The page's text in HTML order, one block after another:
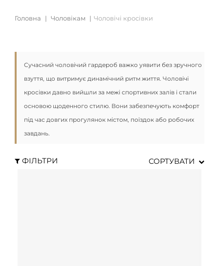
Головна Чоловікам Чоловічі кросівки
Сучасний чоловічий гардероб важко уявити без зручного
взуття, що витримує динамічний ритм життя. Чоловічі
кросівки давно вийшли за межі спортивних залів і стали
основою щоденного стилю. Вони забезпечують комфорт
під час довгих прогулянок містом, поїздок або робочих
завдань.
ФІЛЬТРИ СОРТУВАТИ